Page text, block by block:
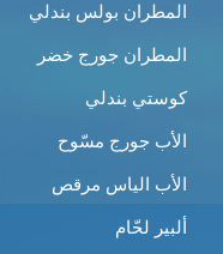
المطران بولس بندلي
المطران جورج خضر
كوستي بندلي
الأب جورج مسّوح
الأب الياس مرقص
ألبير لحّام